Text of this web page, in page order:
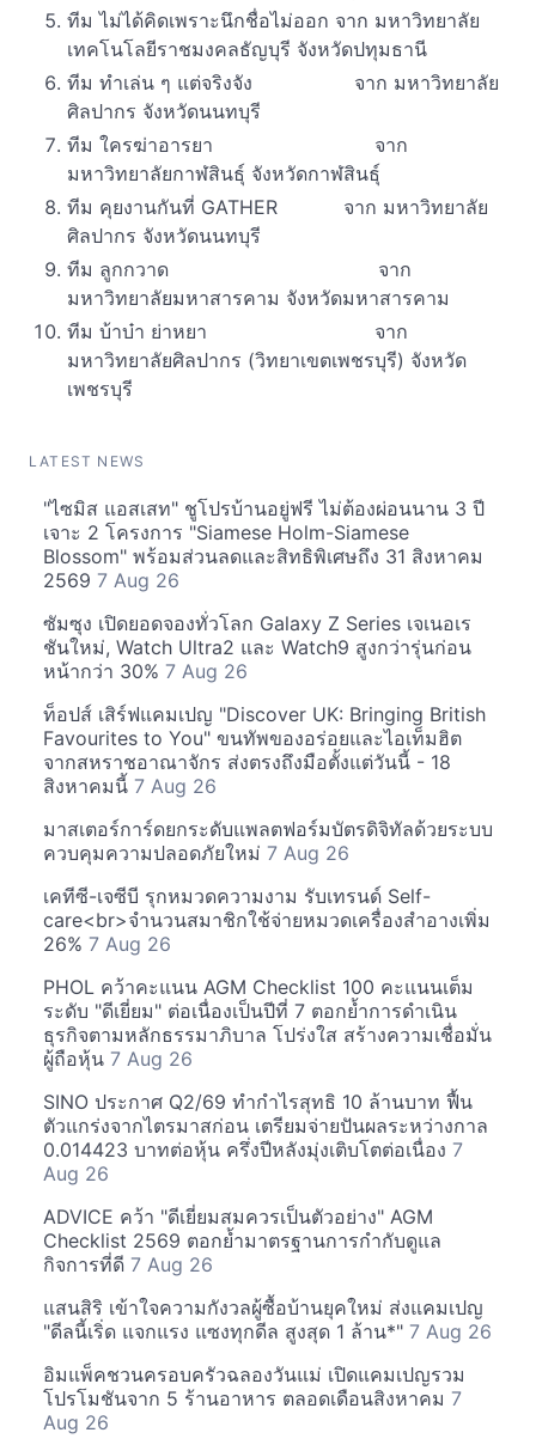
ทีม ไม่ได้คิดเพราะนึกชื่อไม่ออก จาก มหาวิทยาลัย
เทคโนโลยีราชมงคลธัญบุรี จังหวัดปทุมธานี
ทีม ทำเล่น ๆ แต่จริงจัง จาก มหาวิทยาลัย
ศิลปากร จังหวัดนนทบุรี
ทีม ใครฆ่าอารยา จาก
มหาวิทยาลัยกาฬสินธุ์ จังหวัดกาฬสินธุ์
ทีม คุยงานกันที่ GATHER จาก มหาวิทยาลัย
ศิลปากร จังหวัดนนทบุรี
ทีม ลูกกวาด จาก
มหาวิทยาลัยมหาสารคาม จังหวัดมหาสารคาม
ทีม บ้าบ๋า ย่าหยา จาก
มหาวิทยาลัยศิลปากร (วิทยาเขตเพชรบุรี) จังหวัด
เพชรบุรี
LATEST NEWS
"ไซมิส แอสเสท" ชูโปรบ้านอยู่ฟรี ไม่ต้องผ่อนนาน 3 ปี
เจาะ 2 โครงการ "Siamese Holm-Siamese
Blossom" พร้อมส่วนลดและสิทธิพิเศษถึง 31 สิงหาคม
2569 7 Aug 26
ซัมซุง เปิดยอดจองทั่วโลก Galaxy Z Series เจเนอเร
ชันใหม่, Watch Ultra2 และ Watch9 สูงกว่ารุ่นก่อน
หน้ากว่า 30% 7 Aug 26
ท็อปส์ เสิร์ฟแคมเปญ "Discover UK: Bringing British
Favourites to You" ขนทัพของอร่อยและไอเท็มฮิต
จากสหราชอาณาจักร ส่งตรงถึงมือตั้งแต่วันนี้ - 18
สิงหาคมนี้ 7 Aug 26
มาสเตอร์การ์ดยกระดับแพลตฟอร์มบัตรดิจิทัลด้วยระบบ
ควบคุมความปลอดภัยใหม่ 7 Aug 26
เคทีซี-เจซีบี รุกหมวดความงาม รับเทรนด์ Self-
care<br>จำนวนสมาชิกใช้จ่ายหมวดเครื่องสำอางเพิ่ม
26% 7 Aug 26
PHOL คว้าคะแนน AGM Checklist 100 คะแนนเต็ม
ระดับ "ดีเยี่ยม" ต่อเนื่องเป็นปีที่ 7 ตอกย้ำการดำเนิน
ธุรกิจตามหลักธรรมาภิบาล โปร่งใส สร้างความเชื่อมั่น
ผู้ถือหุ้น 7 Aug 26
SINO ประกาศ Q2/69 ทำกำไรสุทธิ 10 ล้านบาท ฟื้น
ตัวแกร่งจากไตรมาสก่อน เตรียมจ่ายปันผลระหว่างกาล
0.014423 บาทต่อหุ้น ครึ่งปีหลังมุ่งเติบโตต่อเนื่อง 7
Aug 26
ADVICE คว้า "ดีเยี่ยมสมควรเป็นตัวอย่าง" AGM
Checklist 2569 ตอกย้ำมาตรฐานการกำกับดูแล
กิจการที่ดี 7 Aug 26
แสนสิริ เข้าใจความกังวลผู้ซื้อบ้านยุคใหม่ ส่งแคมเปญ
"ดีลนี้เริ่ด แจกแรง แซงทุกดีล สูงสุด 1 ล้าน*" 7 Aug 26
อิมแพ็คชวนครอบครัวฉลองวันแม่ เปิดแคมเปญรวม
โปรโมชันจาก 5 ร้านอาหาร ตลอดเดือนสิงหาคม 7
Aug 26